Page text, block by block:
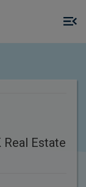
Real Estate